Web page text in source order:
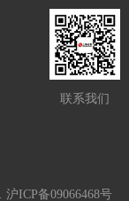
联系我们
沪ICP备09066468号